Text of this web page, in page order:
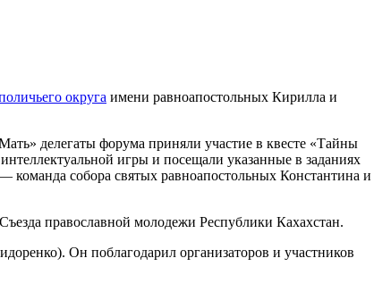
округа имени равноапостольных Кирилла и
делегаты форума приняли участие в квесте «Тайны
игры и посещали указанные в заданиях
собора святых равноапостольных Константина и
православной молодежи Республики Кахахстан.
Он поблагодарил организаторов и участников